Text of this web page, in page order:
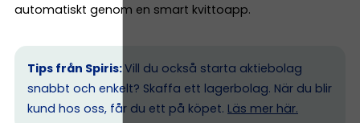
automatiskt genom en smart kvittoapp.
Tips från Spiris:Vill du också starta aktiebolag
snabbt och enkelt? Skaffa ett lagerbolag. När du blir
kund hos oss, får du ett på köpet. Läs mer här.